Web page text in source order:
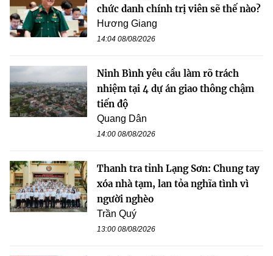
chức danh chính trị viên sẽ thế nào?
Hương Giang
14:04 08/08/2026
Ninh Bình yêu cầu làm rõ trách
nhiệm tại 4 dự án giao thông chậm
tiến độ
Quang Dân
14:00 08/08/2026
Thanh tra tỉnh Lạng Sơn: Chung tay
xóa nhà tạm, lan tỏa nghĩa tình vì
người nghèo
Trần Quý
13:00 08/08/2026